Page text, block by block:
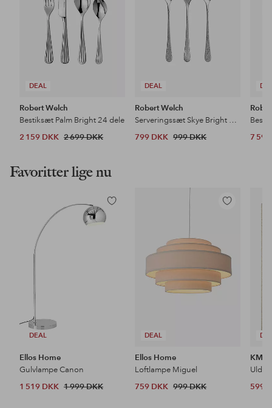
DEAL
Robert Welch
Bestiksæt Palm Bright 24 dele
2 159 DKK 2 699 DKK
DEAL
Robert Welch
Serveringssæt Skye Bright 3 dele
799 DKK 999 DKK
7
Favoritter lige nu
DEAL
Tilføj
til
Ellos Home
Gulvlampe Canon
1 519 DKK 1 999 DKK
DEAL
Tilføj
Ellos Home
Loftlampe Miguel
759 DKK 999 DKK
KM
599